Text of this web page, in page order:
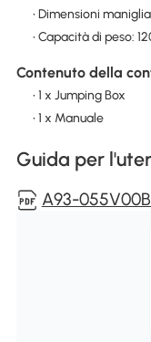
• Dimensioni
• Capacità di peso:
Contenuto della
• 1 x Jumping Box
• 1 x Manuale
Guida per
A93-